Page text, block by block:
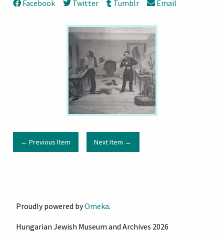
Facebook Twitter Tumblr Email
← Previous Item Next Item →
Proudly powered byOmeka.
Hungarian Jewish Museum and Archives 2026